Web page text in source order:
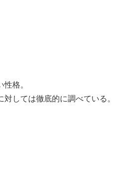
格。
しては徹底的に調べている。